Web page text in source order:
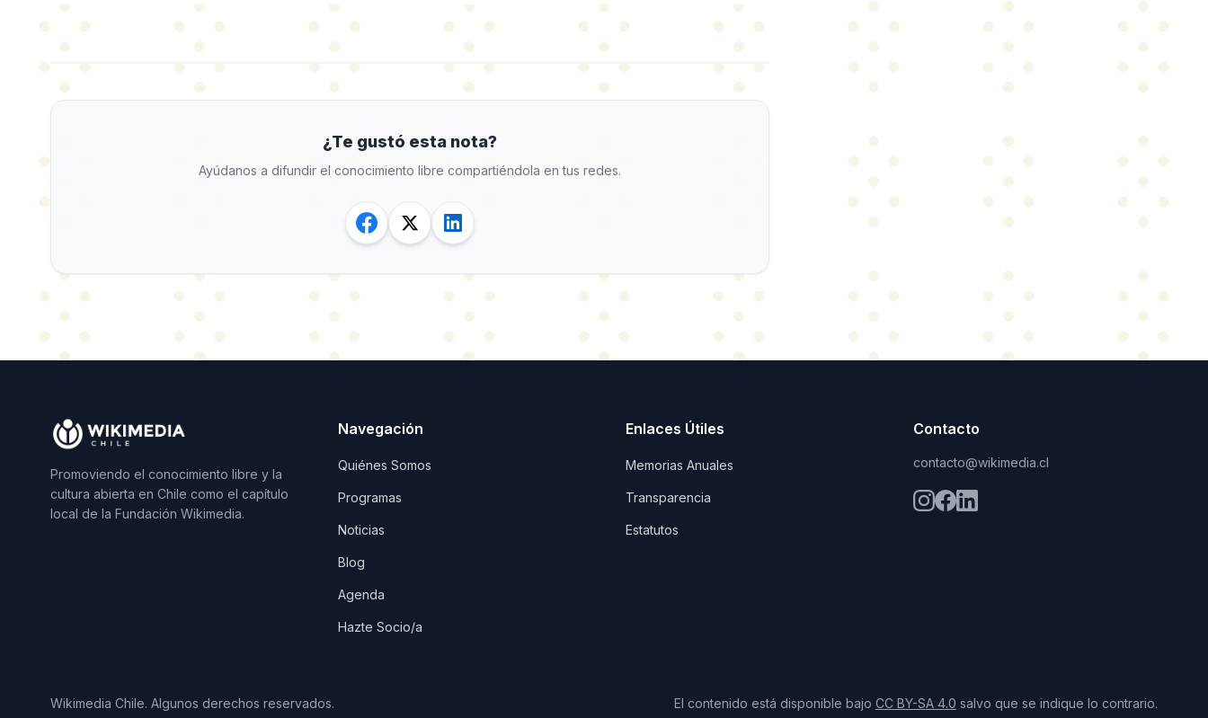
¿Te gustó esta nota?
Ayúdanos a difundir el conocimiento libre compartiéndola en tus redes.
Promoviendo el conocimiento libre y la
cultura abierta en Chile como el capítulo
local de la Fundación Wikimedia.
Navegación
Quiénes Somos
Programas
Noticias
Blog
Agenda
Hazte Socio/a
Enlaces Útiles
Memorias Anuales
Transparencia
Estatutos
Contacto
contacto@wikimedia.cl
Wikimedia Chile. Algunos derechos reservados. El contenido está disponible bajo CC BY-SA 4.0 salvo que se indique lo contrario.